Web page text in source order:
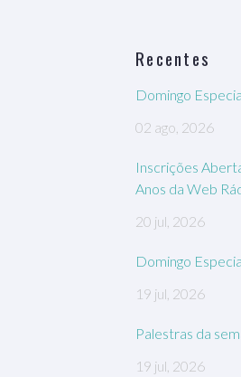
Recentes
Domingo
02 ago, 2026
Inscrições
Anos da Web
20 jul, 2026
Domingo
19 jul, 2026
Palestras da
19 jul, 2026